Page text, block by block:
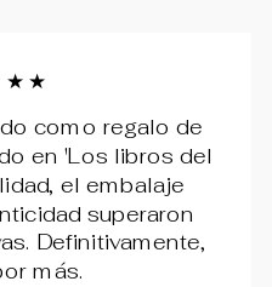
como regalo de
en 'Los libros del
el embalaje
superaron
Definitivamente,
más.